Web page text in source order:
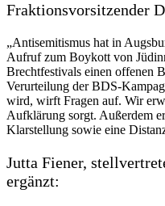
Fraktionsvorsitzender
„Antisemitismus hat in
Aufruf zum Boykott von
Brechtfestivals einen offenen
Verurteilung der BDS-
wird, wirft Fragen auf. Wir
Aufklärung sorgt. Außerdem
Klarstellung sowie eine
Jutta Fiener,
ergänzt: